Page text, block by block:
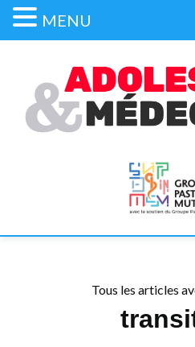
Tous les articles
MENU